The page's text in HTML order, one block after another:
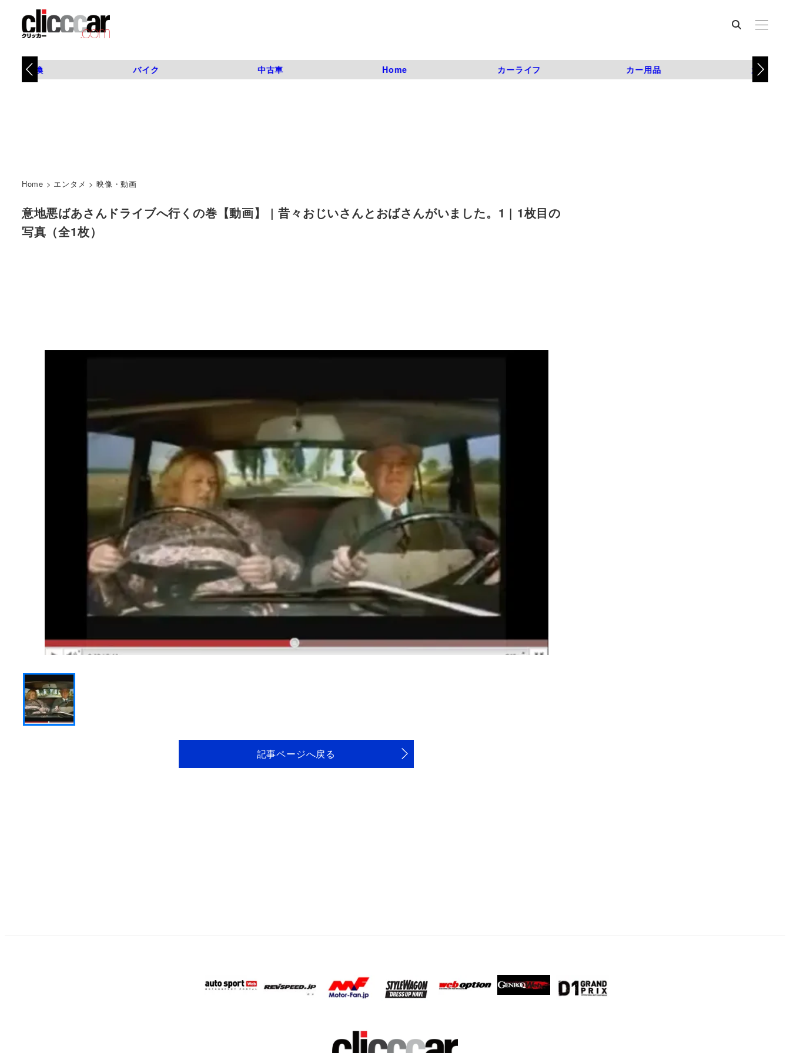
タイヤ交換 バイク 中古車 Home カーライフ カー用品 カスタム
Home > エンタメ >映像・動画
意地悪ばあさんドライブへ行くの巻【動画】 | 昔々おじいさんとおばさんがいました。1 | 1枚目の
写真（全1枚）
記事ページへ戻る